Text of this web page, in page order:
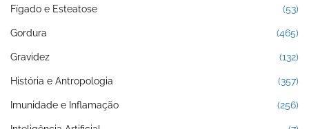
Fígado e Esteatose (53)
Gordura (465)
Gravidez (132)
História e Antropologia (357)
Imunidade e Inflamação (256)